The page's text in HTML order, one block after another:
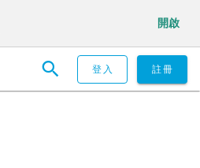
開啟
登入 註冊